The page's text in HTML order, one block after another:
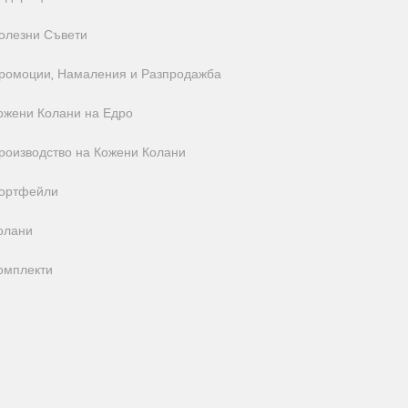
Съвети
Намаления и Разпродажба
Колани на Едро
на Кожени Колани